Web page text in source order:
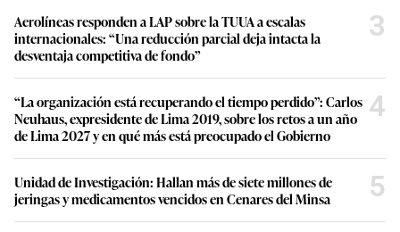
Aerolíneas responden a LAP sobre la TUUA a escalas
internacionales: “Una reducción parcial deja intacta la
desventaja competitiva de fondo”
3
“La organización está recuperando el tiempo perdido”: Carlos
Neuhaus, expresidente de Lima 2019, sobre los retos a un año
de Lima 2027 y en qué más está preocupado el Gobierno
4
Unidad de Investigación: Hallan más de siete millones de
jeringas y medicamentos vencidos en Cenares del Minsa
5